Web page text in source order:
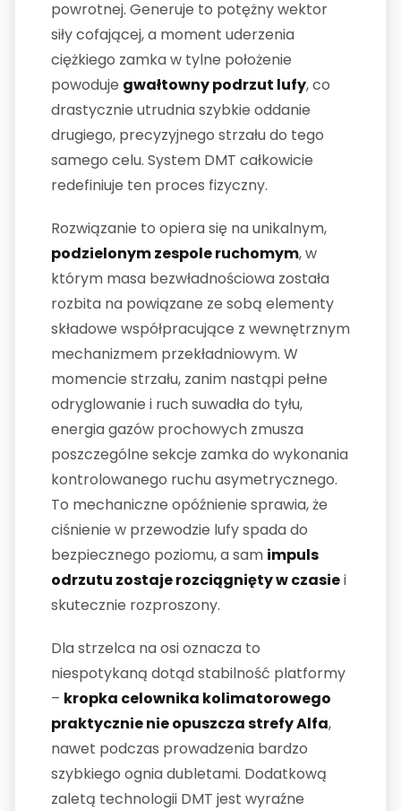
powrotnej. Generuje to potężny wektor
siły cofającej, a moment uderzenia
ciężkiego zamka w tylne położenie
powoduje gwałtowny podrzut lufy, co
drastycznie utrudnia szybkie oddanie
drugiego, precyzyjnego strzału do tego
samego celu. System DMT całkowicie
redefiniuje ten proces fizyczny.
Rozwiązanie to opiera się na unikalnym,
podzielonym zespole ruchomym, w
którym masa bezwładnościowa została
rozbita na powiązane ze sobą elementy
składowe współpracujące z wewnętrznym
mechanizmem przekładniowym. W
momencie strzału, zanim nastąpi pełne
odryglowanie i ruch suwadła do tyłu,
energia gazów prochowych zmusza
poszczególne sekcje zamka do wykonania
kontrolowanego ruchu asymetrycznego.
To mechaniczne opóźnienie sprawia, że
ciśnienie w przewodzie lufy spada do
bezpiecznego poziomu, a sam impuls
odrzutu zostaje rozciągnięty w czasiei
skutecznie rozproszony.
Dla strzelca na osi oznacza to
niespotykaną dotąd stabilność platformy
– kropka celownika kolimatorowego
praktycznie nie opuszcza strefy Alfa,
nawet podczas prowadzenia bardzo
szybkiego ognia dubletami. Dodatkową
zaletą technologii DMT jest wyraźne